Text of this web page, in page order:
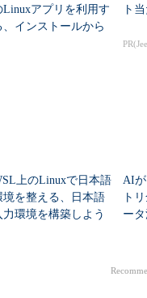
Linuxアプリを利用す
、インストールから
ト
上のLinuxで日本語
境を整える、日本語
力環境を構築しよう
AIが
ト
ー